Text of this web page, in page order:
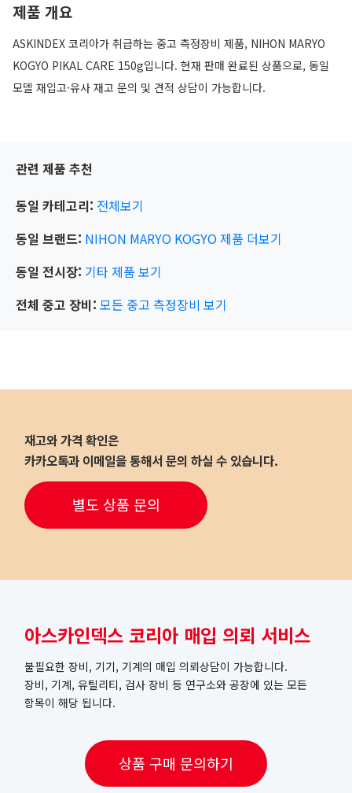
제품 개요
ASKINDEX 코리아가 취급하는 중고 측정장비 제품, NIHON MARYO
KOGYO PIKAL CARE 150g입니다. 현재 판매 완료된 상품으로, 동일
모델 재입고·유사 재고 문의 및 견적 상담이 가능합니다.
관련 제품 추천
동일 카테고리: 전체보기
동일 브랜드: NIHON MARYO KOGYO제품 더보기
동일 전시장: 기타제품 보기
전체 중고 장비: 모든 중고 측정장비 보기
재고와 가격 확인은
카카오톡과 이메일을 통해서 문의 하실 수 있습니다.
별도 상품 문의
아스카인덱스 코리아 매입 의뢰 서비스
불필요한 장비, 기기, 기계의 매입 의뢰상담이 가능합니다.
장비, 기계, 유틸리티, 검사 장비 등 연구소와 공장에 있는 모든
항목이 해당 됩니다.
상품 구매 문의하기